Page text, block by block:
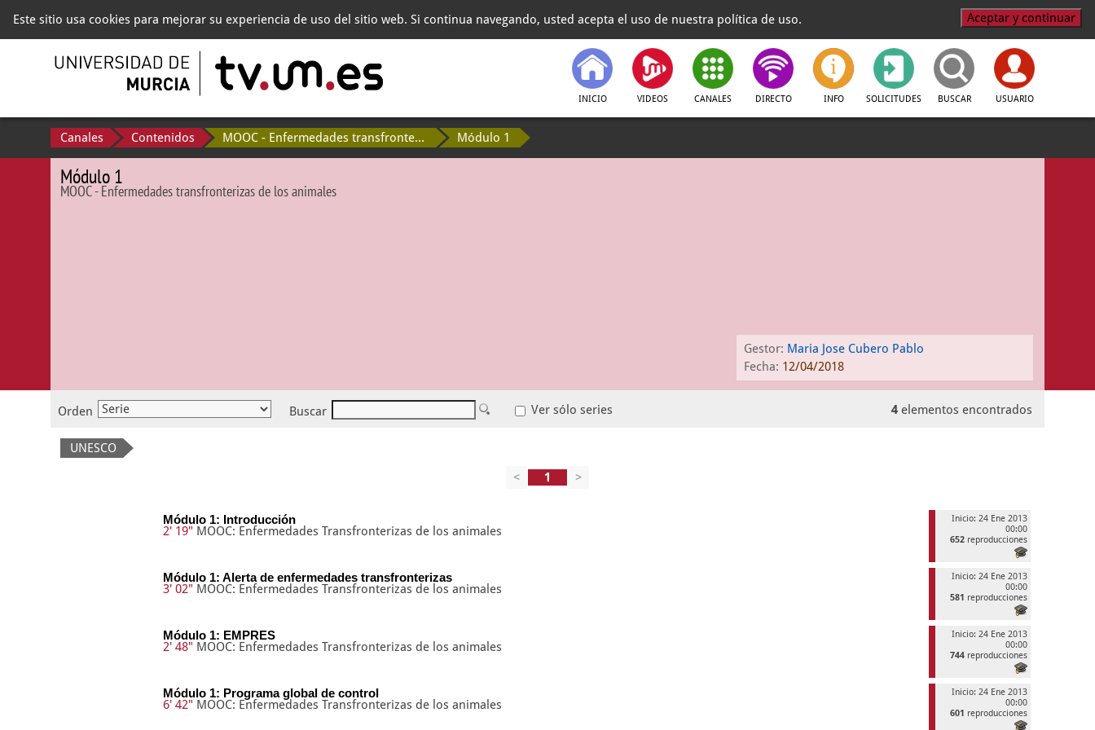
Este sitio usa cookies para mejorar su experiencia de uso del sitio web. Si continua navegando, usted acepta el uso de nuestra política de uso. Aceptar y continuar
INICIO VIDEOS CANALES DIRECTO INFO SOLICITUDES BUSCAR USUARIO
Canales Contenidos MOOC - Enfermedades transfronterizas de los animales Módulo 1
Gestor: Maria Jose Cubero Pablo
Fecha: 12/04/2018
Módulo 1
MOOC - Enfermedades transfronterizas de los animales
Orden Buscar Ver sólo series 4 elementos encontrados
UNESCO
<
>
Inicio: 24 Ene 2013
00:00
652 reproducciones
Módulo 1: Introducción
2' 19" MOOC: Enfermedades Transfronterizas de los animales
Inicio: 24 Ene 2013
00:00
581 reproducciones
Módulo 1: Alerta de enfermedades transfronterizas
3' 02" MOOC: Enfermedades Transfronterizas de los animales
Inicio: 24 Ene 2013
00:00
744 reproducciones
Módulo 1: EMPRES
2' 48" MOOC: Enfermedades Transfronterizas de los animales
Inicio: 24 Ene 2013
00:00
601 reproducciones
Módulo 1: Programa global de control
6' 42" MOOC: Enfermedades Transfronterizas de los animales